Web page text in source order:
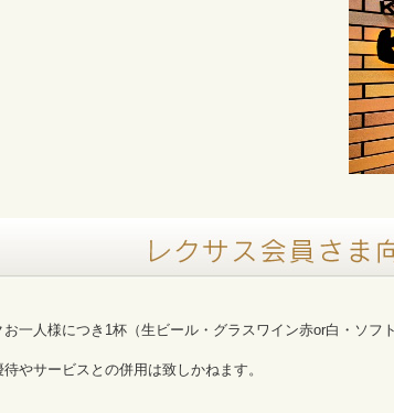
お一人様につき1杯（生ビール・グラスワイン赤or白・ソフ
やサービスとの併用は致しかねます。